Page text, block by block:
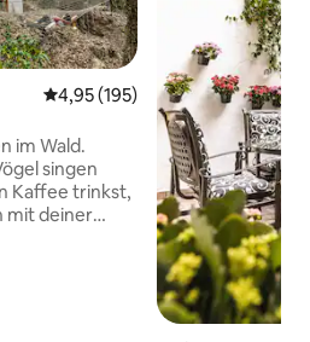
Durchschnittliche Bewertung:
4,95 (195)
im Wald.
singen
Kaffee trinkst,
mit deiner